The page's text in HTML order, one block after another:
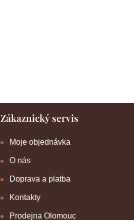
Zákaznický servis
Moje objednávka
O nás
Doprava a platba
Kontakty
Prodejna Olomouc